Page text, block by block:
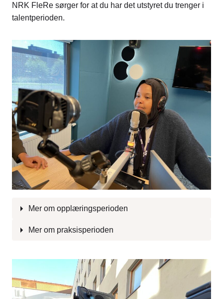
NRK FleRe sørger for at du har det utstyret du trenger i
talentperioden.
Mer om opplæringsperioden
Mer om praksisperioden